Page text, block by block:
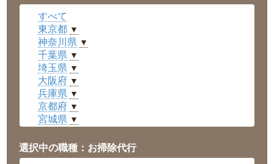
すべて
東京都 ▼
神奈川県 ▼
千葉県 ▼
埼玉県 ▼
大阪府 ▼
兵庫県 ▼
京都府 ▼
宮城県 ▼
福井県 ▼
岡山県 ▼
選択中の職種：お掃除代行